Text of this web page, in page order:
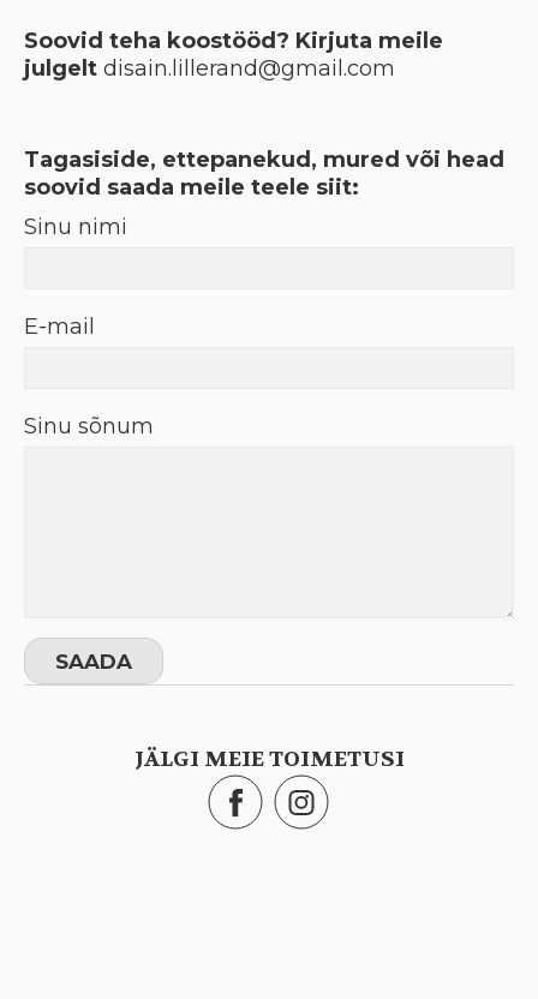
Soovid teha koostööd? Kirjuta meile
julgelt disain.lillerand@gmail.com
Tagasiside, ettepanekud, mured või head
soovid saada meile teele siit:
Sinu nimi
E-mail
Sinu sõnum
JÄLGI MEIE TOIMETUSI